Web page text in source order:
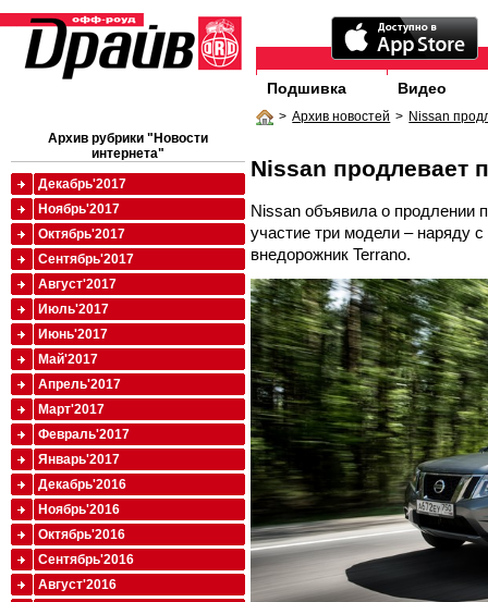
Подшивка Видео
> Архив новостей > Nissan
Nissan продлевает
Nissan объявила о продлении
участие три модели – наряду
внедорожник Terrano.
Архив рубрики "Новости
интернета"
Декабрь'2017
Ноябрь'2017
Октябрь'2017
Сентябрь'2017
Август'2017
Июль'2017
Июнь'2017
Май'2017
Апрель'2017
Март'2017
Февраль'2017
Январь'2017
Декабрь'2016
Ноябрь'2016
Октябрь'2016
Сентябрь'2016
Август'2016